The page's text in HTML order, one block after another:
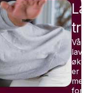
Våre
økter
er
ment
for